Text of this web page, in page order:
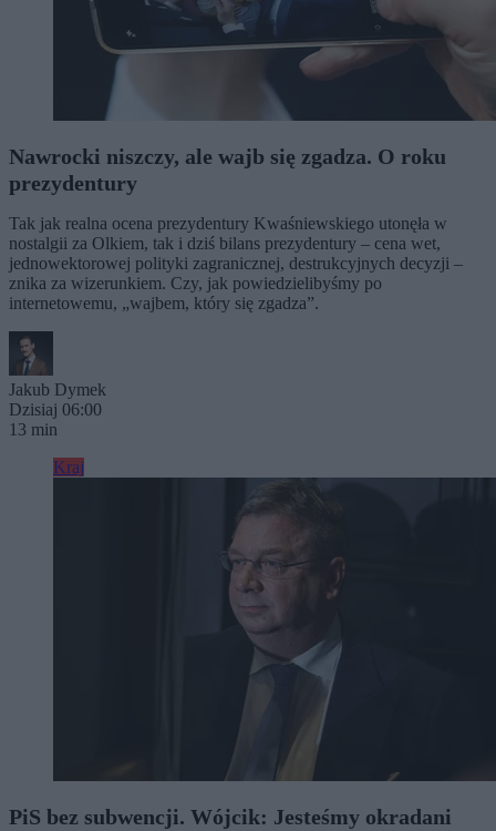
Nawrocki niszczy, ale wajb się zgadza. O roku
prezydentury
Tak jak realna ocena prezydentury Kwaśniewskiego utonęła w
nostalgii za Olkiem, tak i dziś bilans prezydentury – cena wet,
jednowektorowej polityki zagranicznej, destrukcyjnych decyzji –
znika za wizerunkiem. Czy, jak powiedzielibyśmy po
internetowemu, „wajbem, który się zgadza”.
Jakub Dymek
Dzisiaj 06:00
13 min
Kraj
PiS bez subwencji. Wójcik: Jesteśmy okradani